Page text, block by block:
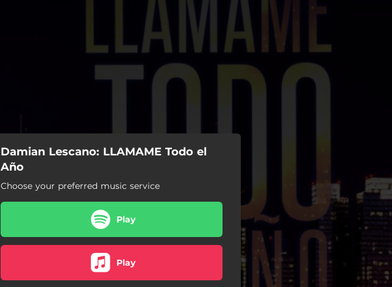
Damian Lescano: LLAMAME Todo el
Año
Choose your preferred music service
Play
Play